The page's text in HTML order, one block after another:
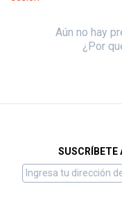
Aún no hay
¿Por
SUSCRÍBETE